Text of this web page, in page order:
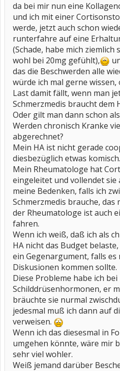
da bei mir nun eine
und ich mit einer
werde, jetzt auch schon
runterfahre auf eine
(Schade, habe mich
wohl bei 20mg gefühlt),
das die Beschwerden alle
würde ich mal gerne wissen,
Last damit fällt, wenn man
Schmerzmedis braucht dem
Oder gilt man dann schon
Werden chronisch Kranke
abgerechnet?
Mein HA ist nicht gerade
diesbezüglich etwas komisch.
Mein Rheumatologe hat
eingeleitet und vollendet sie
meine Bedenken, falls ich
Schmerzmedis brauche, das
der Rheumatologe ist auch
fahren.
Wenn ich weiß, daß ich als
HA nicht das Budget
ein Gegenargument, falls es
Diskusionen kommen sollte.
Diese Probleme habe ich
Schilddrüsenhormonen, er
bräuchte sie nurmal
jedesmal muß ich dann auf
verweisen.
Wenn ich das diesesmal in
umgehen könnte, wäre mir
sehr viel wohler.
Weiß jemand darüber